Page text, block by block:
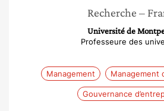
Recherche –
Université de
Professeure des
Management Management
Gouvernance